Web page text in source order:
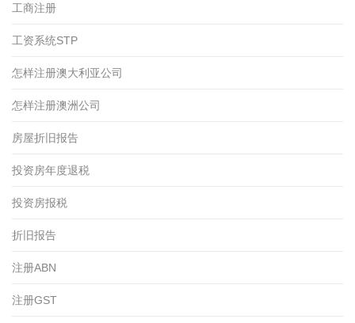
工商注册
工资系统STP
怎样注册澳大利亚公司
怎样注册澳洲公司
房屋折旧报告
投资房年度退税
投资房报税
折旧报告
注册ABN
注册GST